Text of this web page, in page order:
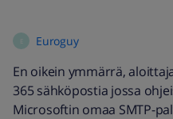
Euroguy
En oikein ymmärrä,
365 sähköpostia jossa
Microsoftin omaa SMTP-